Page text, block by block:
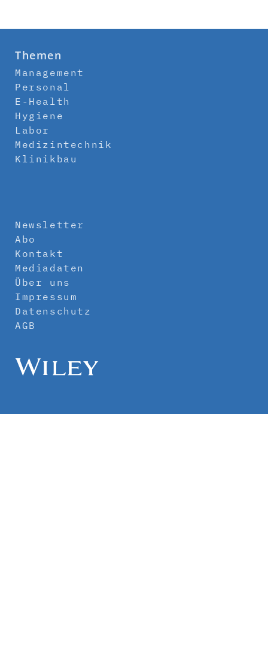
Themen
Management
Personal
E-Health
Hygiene
Labor
Medizintechnik
Klinikbau
Newsletter
Abo
Kontakt
Mediadaten
Über uns
Impressum
Datenschutz
AGB